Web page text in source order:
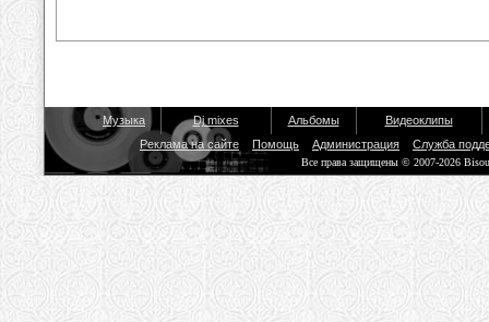
Музыка Dj mixes Альбомы
Видеоклипы
Реклама на сайте
Помощь Администрация Служба
Все права защищены © 2007-2026